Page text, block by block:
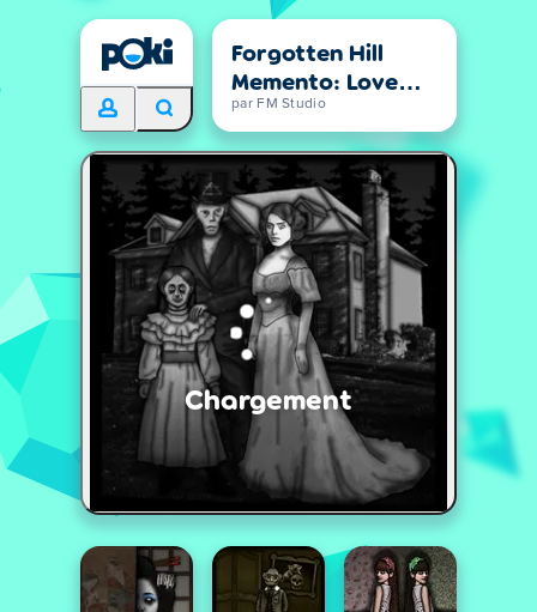
Forgotten Hill
Memento: Love
Beyond
par FM Studio
Chargement